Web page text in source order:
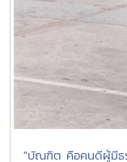
"บัณฑิต คือคนดีผู้มีธ